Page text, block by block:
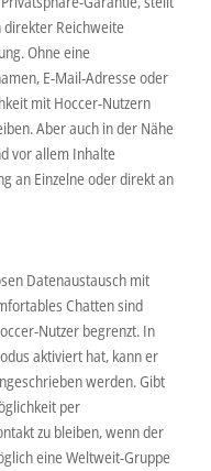
direkter Reichweite
Ohne eine
E-Mail-Adresse oder
mit Hoccer-Nutzern
Aber auch in der Nähe
vor allem Inhalte
an Einzelne oder direkt an
Datenaustausch mit
Chatten sind
Nutzer begrenzt. In
aktiviert hat, kann er
werden. Gibt
per
zu bleiben, wenn der
eine Weltweit-Gruppe